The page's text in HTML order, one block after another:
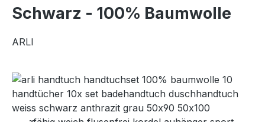
Schwarz - 100% Baumwolle
ARLI
Bildergalerie überspringen